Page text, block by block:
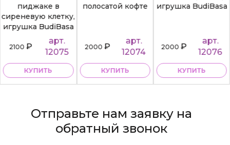
пиджаке в
сиреневую клетку,
игрушка BudiBasa
2100₽
арт.
12075
КУПИТЬ
полосатой кофте
2000₽
арт.
12074
КУПИТЬ
игрушка BudiBasa
2000₽
арт.
12076
КУПИТЬ
Отправьте нам заявку на
обратный звонок